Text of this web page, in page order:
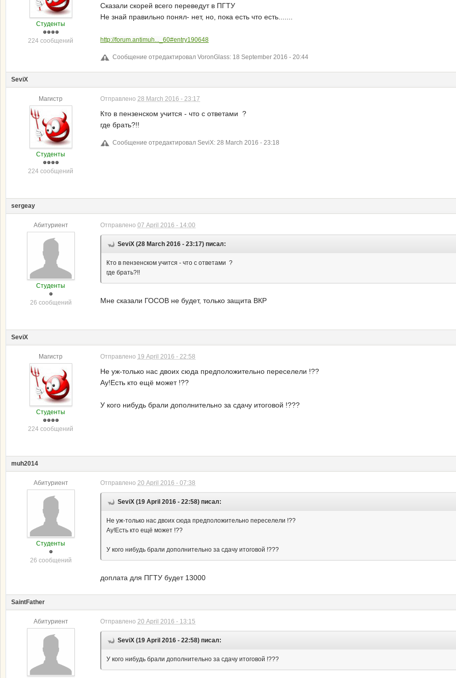
Студенты
224 сообщений
Сказали скорей всего переведут в ПГТУ
Не знай правильно понял- нет, но, пока есть что есть.......
http://forum.antimuh..._60#entry190648
Сообщение отредактировал VoronGlass: 18 September 2016 - 20:44
SeviX
Магистр
Студенты
224 сообщений
Отправлено 28 March 2016 - 23:17
Кто в пензенском учится - что с ответами ?
где брать?!!
Сообщение отредактировал SeviX: 28 March 2016 - 23:18
sergeay
Абитуриент
Студенты
26 сообщений
Отправлено 07 April 2016 - 14:00
SeviX (28 March 2016 - 23:17) писал:
Кто в пензенском учится - что с ответами ?
где брать?!!
Мне сказали ГОСОВ не будет, только защита ВКР
SeviX
Магистр
Студенты
224 сообщений
Отправлено 19 April 2016 - 22:58
Не уж-только нас двоих сюда предположительно переселели !??
Ау!Есть кто ещё может !??
У кого нибудь брали дополнительно за сдачу итоговой !???
muh2014
Абитуриент
Студенты
26 сообщений
Отправлено 20 April 2016 - 07:38
SeviX (19 April 2016 - 22:58) писал:
Не уж-только нас двоих сюда предположительно переселели !??
Ау!Есть кто ещё может !??
У кого нибудь брали дополнительно за сдачу итоговой !???
доплата для ПГТУ будет 13000
SaintFather
Абитуриент Отправлено 20 April 2016 - 13:15
SeviX (19 April 2016 - 22:58) писал:
У кого нибудь брали дополнительно за сдачу итоговой !???